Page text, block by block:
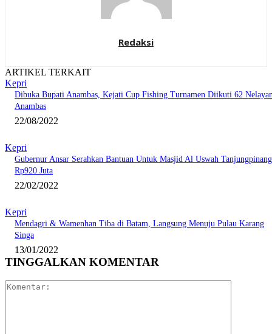
Redaksi
ARTIKEL TERKAIT
Kepri
Dibuka Bupati Anambas, Kejati Cup Fishing Turnamen Diikuti 62
Anambas
22/08/2022
Kepri
Gubernur Ansar Serahkan Bantuan Untuk Masjid Al Uswah Tanjungpinang
Rp920 Juta
22/02/2022
Kepri
Mendagri & Wamenhan Tiba di Batam, Langsung Menuju Pulau Karang
Singa
13/01/2022
TINGGALKAN KOMENTAR